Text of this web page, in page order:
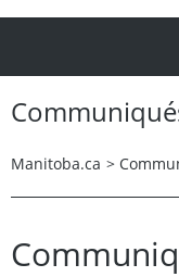
Manitoba.ca >